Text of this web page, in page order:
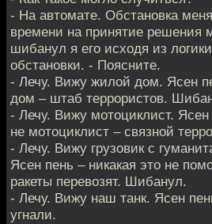
- На автомате. Обстановка
времени на принятие
шибанул я его исходя из
обстановки. - Поясните.
- Лечу. Вижу жилой дом. Ясен
дом – штаб террористов.
- Лечу. Вижу мотоциклист. Ясен
не мотоциклист – связной
- Лечу. Вижу грузовик с
Ясен пень – никакая это не
ракеты перевозят. Шибанул.
- Лечу. Вижу наш танк. Ясен
угнали.